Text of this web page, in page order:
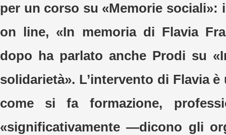
per un corso su «Memorie sociali»:
on line, «In memoria di Flavia
dopo ha parlato anche Prodi su
solidarietà». L’intervento di Flavia
come si fa formazione,
«significativamente —dicono gli